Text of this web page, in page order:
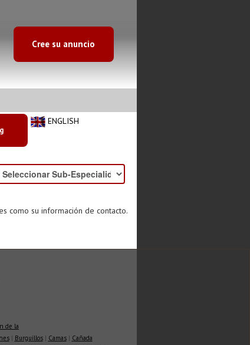
Cree su anuncio
ENGLISH
como su información de contacto.
de la
| Burguillos| Camas| Cañada